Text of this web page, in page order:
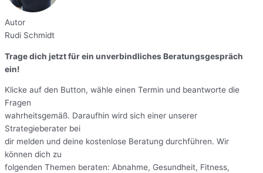
Autor
Rudi Schmidt
Trage dich jetzt für ein unverbindliches Beratungsgespräch
ein!
Klicke auf den Button, wähle einen Termin und beantworte die
Fragen
wahrheitsgemäß. Daraufhin wird sich einer unserer
Strategieberater bei
dir melden und deine kostenlose Beratung durchführen. Wir
können dich zu
folgenden Themen beraten: Abnahme, Gesundheit, Fitness,